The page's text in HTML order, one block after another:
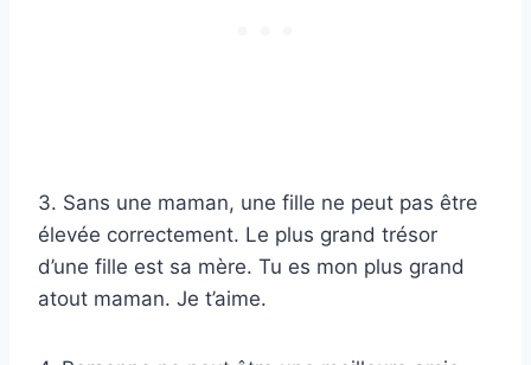
3. Sans une maman, une fille ne peut pas être
élevée correctement. Le plus grand trésor
d’une fille est sa mère. Tu es mon plus grand
atout maman. Je t’aime.